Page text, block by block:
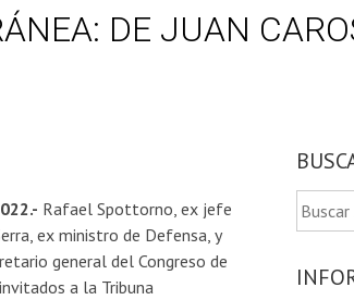
DE JUAN
Rafael Spottorno, ex jefe
ex ministro de Defensa, y
general del Congreso de
a la Tribuna
Buscar: